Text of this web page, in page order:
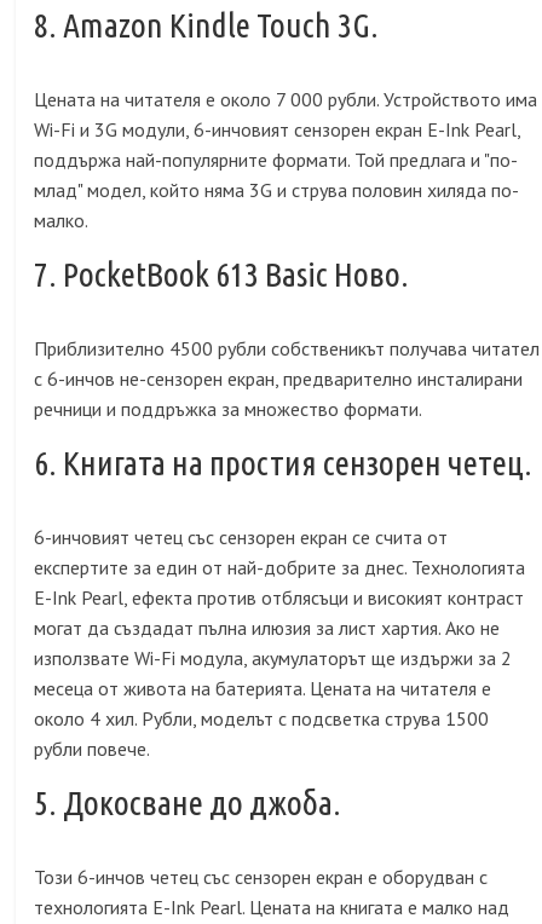
8. Amazon Kindle Touch 3G.
Цената на читателя е около 7 000 рубли. Устройството има
Wi-Fi и 3G модули, 6-инчовият сензорен екран E-Ink Pearl,
поддържа най-популярните формати. Той предлага и "по-
млад" модел, който няма 3G и струва половин хиляда по-
малко.
7. PocketBook 613 Basic Ново.
Приблизително 4500 рубли собственикът получава читател
с 6-инчов не-сензорен екран, предварително инсталирани
речници и поддръжка за множество формати.
6. Книгата на простия сензорен четец.
6-инчовият четец със сензорен екран се счита от
експертите за един от най-добрите за днес. Технологията
E-Ink Pearl, ефекта против отблясъци и високият контраст
могат да създадат пълна илюзия за лист хартия. Ако не
използвате Wi-Fi модула, акумулаторът ще издържи за 2
месеца от живота на батерията. Цената на читателя е
около 4 хил. Рубли, моделът с подсветка струва 1500
рубли повече.
5. Докосване до джоба.
Този 6-инчов четец със сензорен екран е оборудван с
технологията E-Ink Pearl. Цената на книгата е малко над